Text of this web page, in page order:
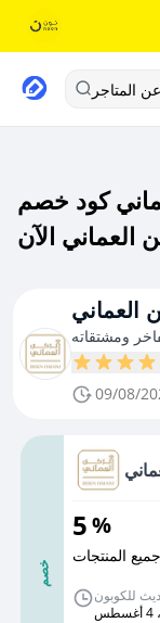
المتاجر
كود خصم
العماني
ومشتقاته
خصم
5%
المنتجات
للكوبون